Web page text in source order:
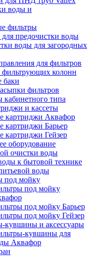
воды и
фильтры
предочистки воды
воды для загородных
для фильтров
фильтрующих колонн
баки
фильтров
кабинетного типа
и кассеты
картриджи Аквафор
картриджи Барьер
картриджи Гейзер
оборудование
очистки воды
к бытовой технике
воды
под мойку
под мойку
под мойку Барьер
под мойку Гейзер
кувшины и аксессуары
кувшины для
Аквафор